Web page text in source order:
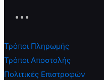
Τρόποι Πληρωμής
Τρόποι Αποστολής
Πολιτικές Επιστροφών